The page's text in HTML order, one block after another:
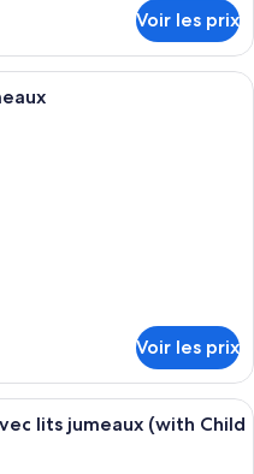
Voir les prix
chambre d’hôtel avec deux lits,
Voir les prix
chambre d’hôtel comprenant
lits jumeaux (with Child